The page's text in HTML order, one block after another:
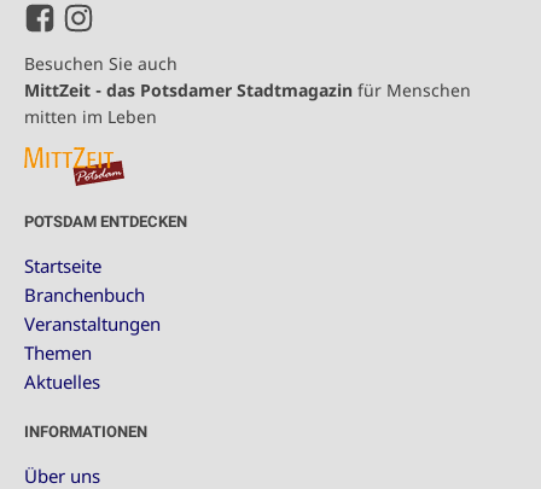
Besuchen Sie auch
MittZeit - das Potsdamer Stadtmagazin für Menschen
mitten im Leben
POTSDAM ENTDECKEN
Startseite
Branchenbuch
Veranstaltungen
Themen
Aktuelles
INFORMATIONEN
Über uns